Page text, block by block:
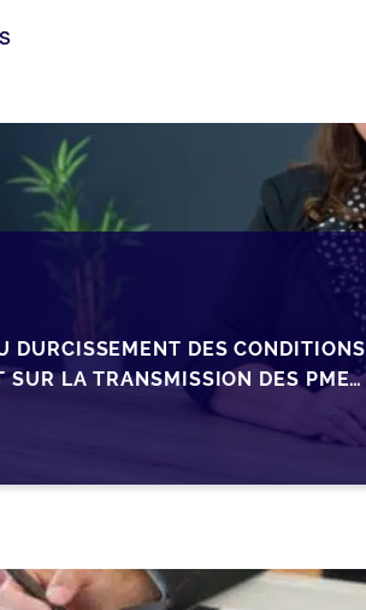
DURCISSEMENT DES CONDITIONS
SUR LA TRANSMISSION DES PME